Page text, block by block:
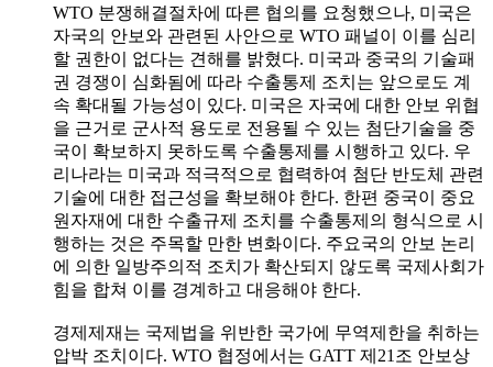
WTO 분쟁해결절차에 따른 협의를 요청했으나, 미국은
자국의 안보와 관련된 사안으로 WTO 패널이 이를 심리
할 권한이 없다는 견해를 밝혔다. 미국과 중국의 기술패
권 경쟁이 심화됨에 따라 수출통제 조치는 앞으로도 계
속 확대될 가능성이 있다. 미국은 자국에 대한 안보 위협
을 근거로 군사적 용도로 전용될 수 있는 첨단기술을 중
국이 확보하지 못하도록 수출통제를 시행하고 있다. 우
리나라는 미국과 적극적으로 협력하여 첨단 반도체 관련
기술에 대한 접근성을 확보해야 한다. 한편 중국이 중요
원자재에 대한 수출규제 조치를 수출통제의 형식으로 시
행하는 것은 주목할 만한 변화이다. 주요국의 안보 논리
에 의한 일방주의적 조치가 확산되지 않도록 국제사회가
힘을 합쳐 이를 경계하고 대응해야 한다.
경제제재는 국제법을 위반한 국가에 무역제한을 취하는
압박 조치이다. WTO 협정에서는 GATT 제21조 안보상